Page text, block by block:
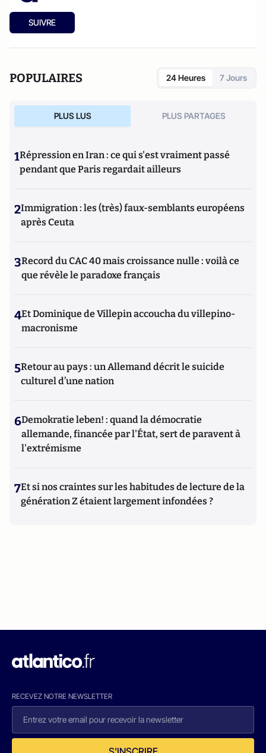
SUIVRE
POPULAIRES 24 Heures 7 Jours
PLUS LUS PLUS PARTAGES
1Répression en Iran : ce qui s'est vraiment passé
pendant que Paris regardait ailleurs
2Immigration : les (très) faux-semblants européens
après Ceuta
3Record du CAC 40 mais croissance nulle : voilà ce
que révèle le paradoxe français
4Et Dominique de Villepin accoucha du villepino-
macronisme
5Retour au pays : un Allemand décrit le suicide
culturel d’une nation
6Demokratie leben! : quand la démocratie
allemande, financée par l'État, sert de paravent à
l'extrémisme
7Et si nos craintes sur les habitudes de lecture de la
génération Z étaient largement infondées ?
RECEVEZ NOTRE NEWSLETTER